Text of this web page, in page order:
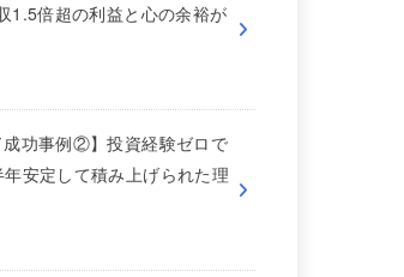
1.5倍超の利益と心の余裕が
成功事例②】投資経験ゼロで
安定して積み上げられた理